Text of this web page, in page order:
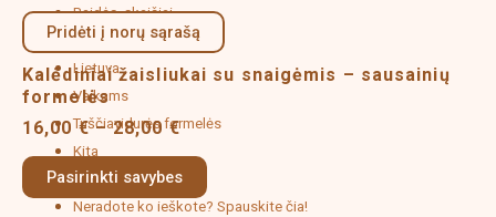
Raidės, skaičiai
Fauna ir flora
Lietuva
Vaikams
Tuščiavidurės formelės
Kita
Dovanų kuponas
Neradote ko ieškote? Spauskite čia!
Pridėti į norų sąrašą
Kalėdiniai žaisliukai su snaigėmis – sausainių
formelės
16,00€ – 28,00€
16,00 €
through
28,00 €
Pasirinkti savybes
product
The
may
be